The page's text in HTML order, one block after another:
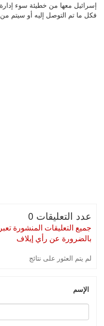
إسرائيل معها من خطيئة سوء
فكل ما تم التوصل إليه أو سيتم
عدد التعليقات 0
جميع التعليقات المنشورة
بالضرورة عن رأي إيلاف
لم يتم العثور على نتائج
الإسم